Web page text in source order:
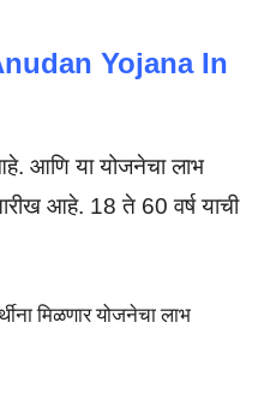
Yojana In
आणि या योजनेचा लाभ
आहे. 18 ते 60 वर्ष याची
मिळणार योजनेचा लाभ